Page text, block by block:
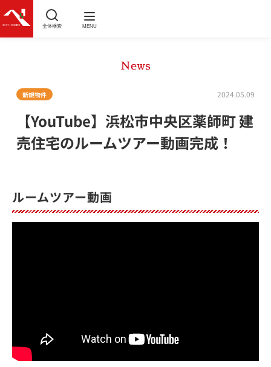
全体検索 MENU
News
新規物件 2024.05.09
【YouTube】浜松市中央区薬師町 建
売住宅のルームツアー動画完成！
ルームツアー動画